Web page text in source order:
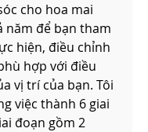
cho hoa mai
năm để bạn tham
hiện, điều chỉnh
hợp với điều
vị trí của bạn. Tôi
việc thành 6 giai
đoạn gồm 2